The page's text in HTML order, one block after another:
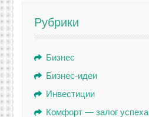
Рубрики
Бизнес
Бизнес-идеи
Инвестиции
Комфорт — залог успеха